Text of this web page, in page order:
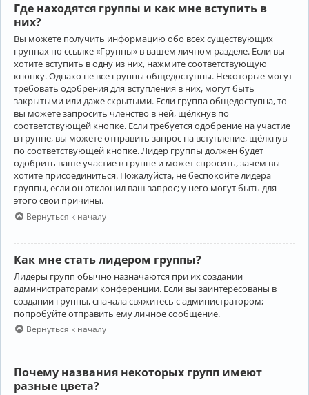
Где находятся группы и как мне вступить в
них?
Вы можете получить информацию обо всех существующих
группах по ссылке «Группы» в вашем личном разделе. Если вы
хотите вступить в одну из них, нажмите соответствующую
кнопку. Однако не все группы общедоступны. Некоторые могут
требовать одобрения для вступления в них, могут быть
закрытыми или даже скрытыми. Если группа общедоступна, то
вы можете запросить членство в ней, щёлкнув по
соответствующей кнопке. Если требуется одобрение на участие
в группе, вы можете отправить запрос на вступление, щёлкнув
по соответствующей кнопке. Лидер группы должен будет
одобрить ваше участие в группе и может спросить, зачем вы
хотите присоединиться. Пожалуйста, не беспокойте лидера
группы, если он отклонил ваш запрос; у него могут быть для
этого свои причины.
Вернуться к началу
Как мне стать лидером группы?
Лидеры групп обычно назначаются при их создании
администраторами конференции. Если вы заинтересованы в
создании группы, сначала свяжитесь с администратором;
попробуйте отправить ему личное сообщение.
Вернуться к началу
Почему названия некоторых групп имеют
разные цвета?